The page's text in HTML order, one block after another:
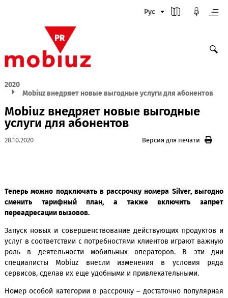
Рус
2020
Mobiuz внедряет новые выгодные
услуги для абонентов
Теперь можно подключать в рассрочку номера Silver,
переадресации вызовов.
Запуск новых и совершенствование действующих
услуг в соответствии с потребностями клиентов играют
роль в деятельности мобильных операторов. В
специалисты Mobiuz внесли изменения в условия